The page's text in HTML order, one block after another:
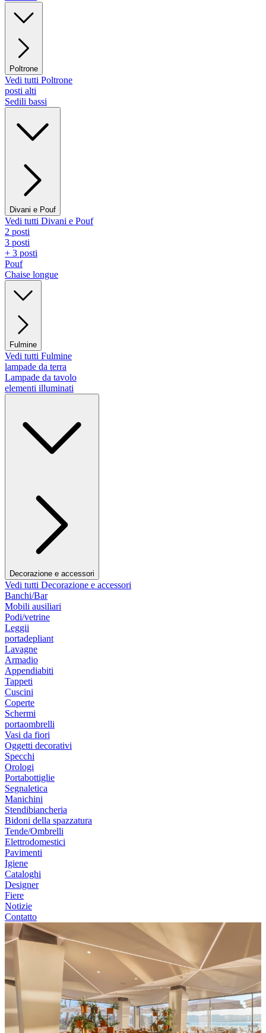
Poltrone
Vedi tutti Poltrone
posti alti
Sedili bassi
Divani e Pouf
Vedi tutti Divani e Pouf
2 posti
3 posti
+ 3 posti
Pouf
Chaise longue
Fulmine
Vedi tutti Fulmine
lampade da terra
Lampade da tavolo
elementi illuminati
Decorazione e accessori
Vedi tutti Decorazione e accessori
Banchi/Bar
Mobili ausiliari
Podi/vetrine
Leggii
portadepliant
Lavagne
Armadio
Appendiabiti
Tappeti
Cuscini
Coperte
Schermi
portaombrelli
Vasi da fiori
Oggetti decorativi
Specchi
Orologi
Portabottiglie
Segnaletica
Manichini
Stendibiancheria
Bidoni della spazzatura
Tende/Ombrelli
Elettrodomestici
Pavimenti
Igiene
Cataloghi
Designer
Fiere
Notizie
Contatto